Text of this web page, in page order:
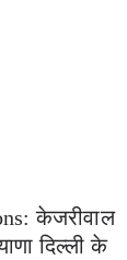
केजरीवाल
दिल्ली के